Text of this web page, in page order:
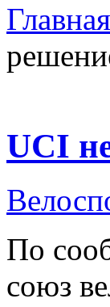
Главная
UCI
По
союз